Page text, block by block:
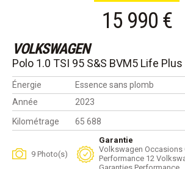
VOLKSWAGEN
Polo 1.0 TSI 95 S&S BVM5 Life Plus
Énergie
Essence sans plomb
Année
2023
Kilométrage
65 688
9 Photo(s)
Garantie
Volkswagen Occasions
Performance 12
15 990 €